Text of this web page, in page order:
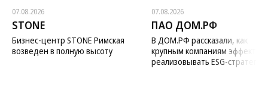
07.08.2026
STONE
Бизнес-центр STONE Римская
возведен в полную высоту
07.08.2026
ПАО ДОМ.РФ
В ДОМ.РФ рассказали, как
крупным компаниям
реализовывать ESG-стратегию